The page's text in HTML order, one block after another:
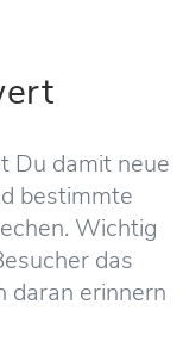
Du damit neue
bestimmte
Wichtig
das
daran erinnern